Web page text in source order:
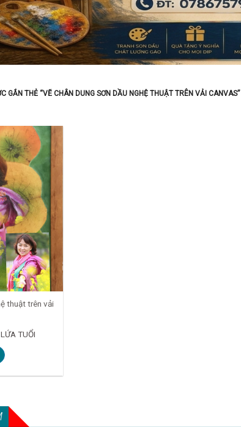
GẮN THẺ “VẼ CHÂN DUNG SƠN DẦU NGHỆ THUẬT TRÊN VẢI CANVAS”
thuật trên vải
TUỔI